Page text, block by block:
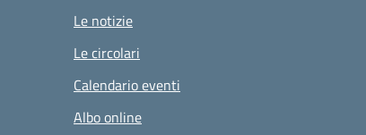
Le notizie
Le circolari
Calendario eventi
Albo online